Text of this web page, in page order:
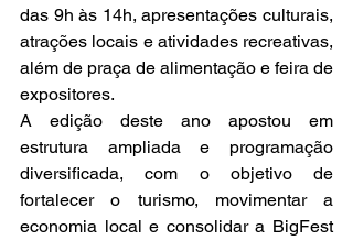
das 9h às 14h, apresentações culturais,
atrações locais e atividades recreativas,
além de praça de alimentação e feira de
expositores.
A edição deste ano apostou em
estrutura ampliada e programação
diversificada, com o objetivo de
fortalecer o turismo, movimentar a
economia local e consolidar a BigFest